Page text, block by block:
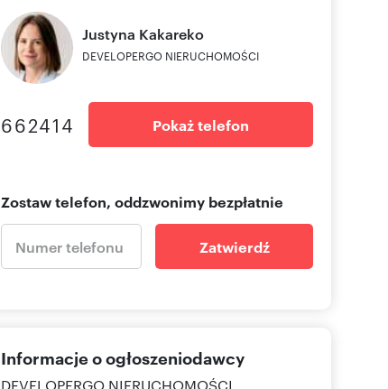
Justyna Kakareko
DEVELOPERGO NIERUCHOMOŚCI
662414 Pokaż telefon
Zostaw telefon, oddzwonimy bezpłatnie
Zatwierdź
Informacje o ogłoszeniodawcy